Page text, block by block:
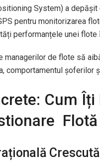
System) a
pentru monitorizarea
performanțele unei flote
managerilor de flote să
comportamentul șoferilor
Cum
Flotă
Crescută